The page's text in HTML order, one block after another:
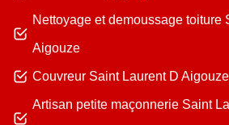
Nettoyage et demoussage toiture
Aigouze
Couvreur Saint Laurent D Aigouze
Artisan petite maçonnerie Saint